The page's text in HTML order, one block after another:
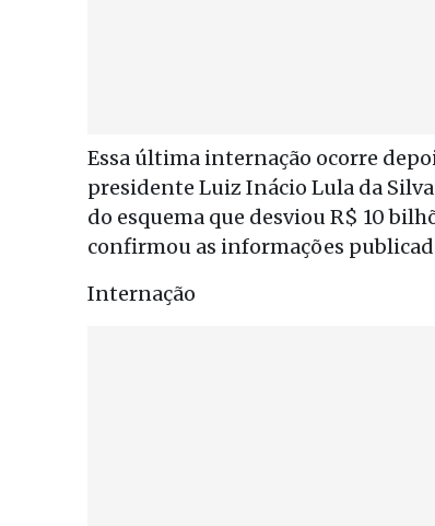
Essa última internação ocorre
presidente Luiz Inácio Lula da
do esquema que desviou R$ 10
confirmou as informações
Internação